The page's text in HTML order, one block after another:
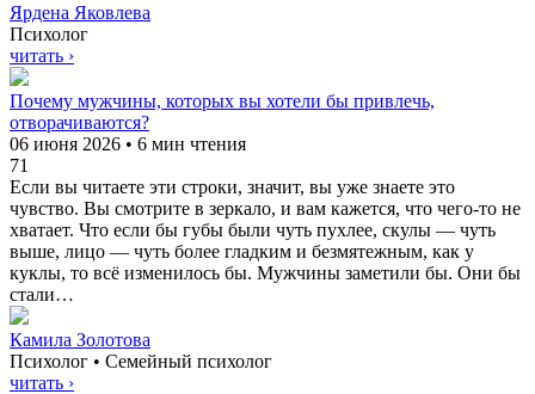
Ярдена Яковлева
Психолог
читать ›
Почему мужчины, которых вы хотели бы привлечь,
отворачиваются?
06 июня 2026 • 6 мин чтения
71
Если вы читаете эти строки, значит, вы уже знаете это
чувство. Вы смотрите в зеркало, и вам кажется, что чего-то не
хватает. Что если бы губы были чуть пухлее, скулы — чуть
выше, лицо — чуть более гладким и безмятежным, как у
куклы, то всё изменилось бы. Мужчины заметили бы. Они бы
стали…
Камила Золотова
Психолог • Семейный психолог
читать ›